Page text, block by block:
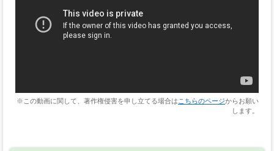
※この動画に関して、著作権侵害を申し立てる場合は こちらのページからお願い
します。